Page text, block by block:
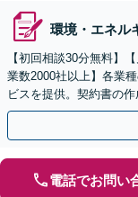
環境・エネル
【初回相談30分無料】
業数2000社以上】各業
ビスを提供。契約書の
的財産等、お任せくだ
電話でお問い